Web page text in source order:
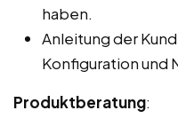
haben.
Anleitung der
Konfiguration und
Produktberatung: